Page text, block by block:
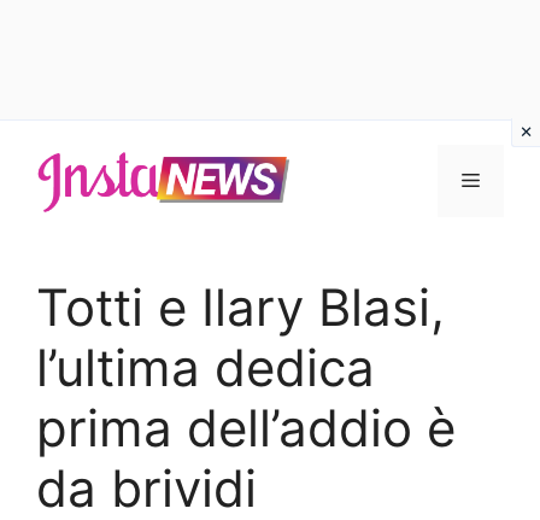
contenuto
Menu
Totti e Ilary Blasi,
l’ultima dedica
prima dell’addio è
da brividi